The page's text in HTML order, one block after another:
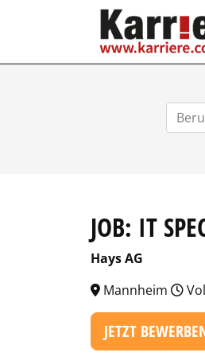
JOB: IT
Hays AG
Mannheim
JETZT